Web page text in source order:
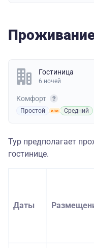
Гостиница
6 ночей
Комфорт
Простой Средний
Тур предполагает
гостинице.
Даты